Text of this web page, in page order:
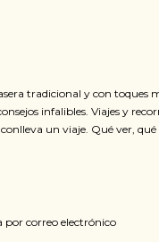
tradicional y con toques
infalibles. Viajes y
un viaje. Qué ver,
por correo electrónico